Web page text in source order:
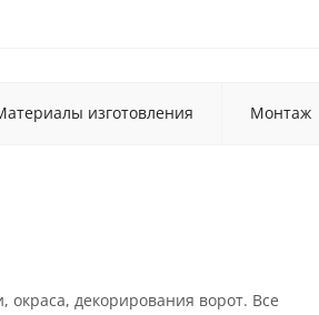
изготовления Монтаж
декорирования ворот. Все